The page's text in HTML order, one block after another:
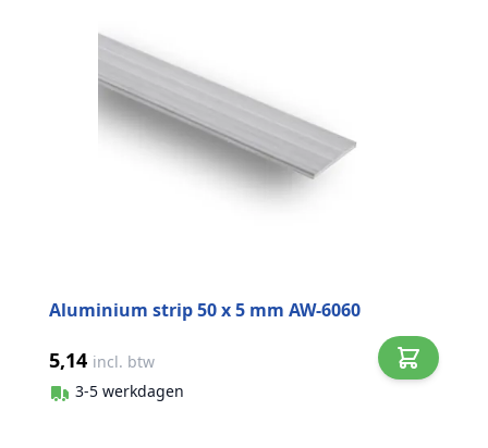
Aluminium strip 50 x 5 mm AW-6060
5,14 incl. btw
3-5 werkdagen